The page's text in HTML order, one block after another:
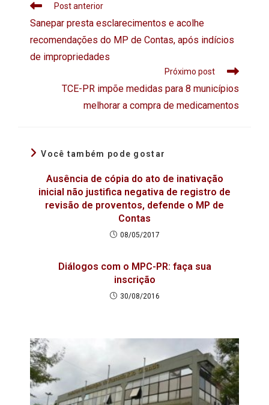
Post anterior
Sanepar presta esclarecimentos e acolhe
recomendações do MP de Contas, após indícios
de impropriedades
Próximo post
TCE-PR impõe medidas para 8 municípios
melhorar a compra de medicamentos
Você também pode gostar
Ausência de cópia do ato de inativação
inicial não justifica negativa de registro de
revisão de proventos, defende o MP de
Contas
08/05/2017
Diálogos com o MPC-PR: faça sua
inscrição
30/08/2016